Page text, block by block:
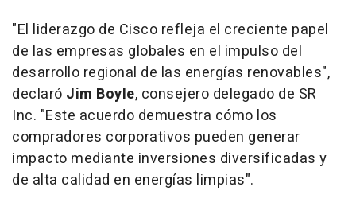
"El liderazgo de Cisco refleja el creciente papel
de las empresas globales en el impulso del
desarrollo regional de las energías renovables",
declaró Jim Boyle, consejero delegado de SR
Inc. "Este acuerdo demuestra cómo los
compradores corporativos pueden generar
impacto mediante inversiones diversificadas y
de alta calidad en energías limpias".